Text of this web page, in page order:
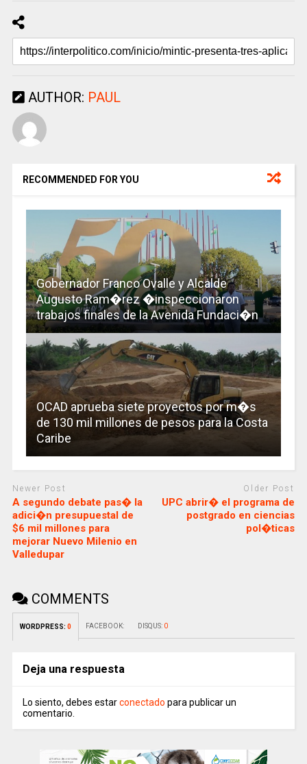
AUTHOR: PAUL
RECOMMENDED FOR YOU
Gobernador Franco Ovalle y Alcalde
Augusto Ram�rez �inspeccionaron
trabajos finales de la Avenida Fundaci�n
OCAD aprueba siete proyectos por m�s
de 130 mil millones de pesos para la Costa
Caribe
Newer Post
A segundo debate pas� la
adici�n presupuestal de
$6 mil millones para
mejorar Nuevo Milenio en
Valledupar
Older Post
UPC abrir� el programa de
postgrado en ciencias
pol�ticas
COMMENTS
WORDPRESS: 0 FACEBOOK: DISQUS: 0
Deja una respuesta
Lo siento, debes estarconectado para publicar un
comentario.